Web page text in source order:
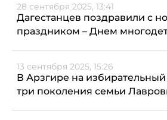
28 сентября 2025, 13:41
Дагестанцев поздравили с
праздником – Днем
13 сентября 2025, 15:26
В Арзгире на
три поколения семьи